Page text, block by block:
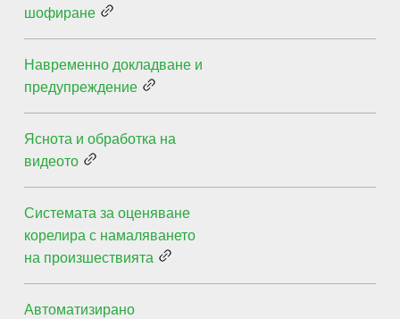
шофиране
Навременно докладване и
предупреждение
Яснота и обработка на
видеото
Системата за оценяване
корелира с намаляването
на произшествията
Автоматизирано